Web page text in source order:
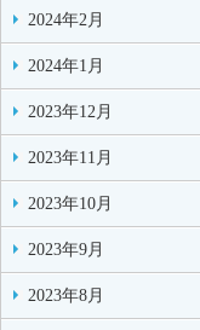
2024年2月
2024年1月
2023年12月
2023年11月
2023年10月
2023年9月
2023年8月